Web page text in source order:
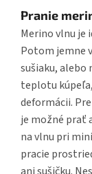
Pranie
Merino vlnu je
Potom jemne
sušiaku,
teplotu
deformácii.
je možné prať
na vlnu pri
pracie